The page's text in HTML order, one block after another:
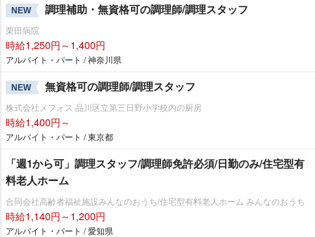
NEW 調理補助・無資格可の調理師/調理スタッフ
栗田病院
時給1,250円～1,400円
アルバイト・パート / 神奈川県
NEW 無資格可の調理師/調理スタッフ
株式会社メフォス 品川区立第三日野小学校内の厨房
時給1,400円～
アルバイト・パート / 東京都
「週1から可」調理スタッフ/調理師免許必須/日勤のみ/住宅型有
料老人ホーム
合同会社高齢者福祉施設みんなのおうち/住宅型有料老人ホーム みんなのおうち
時給1,140円～1,200円
アルバイト・パート / 愛知県